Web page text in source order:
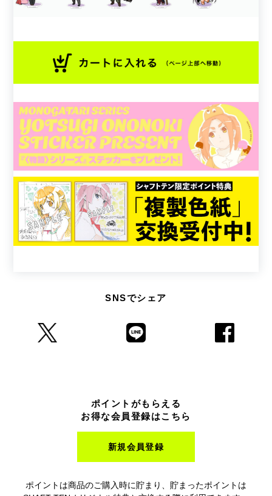
SNSでシェア
ポイントがもらえる
お得な会員登録はこちら
新規会員登録
ポイントは商品のご購入時に貯まり、貯まったポイントは